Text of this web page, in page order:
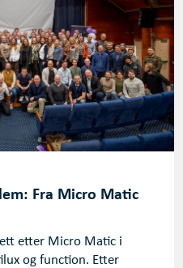
Fra Micro Matic
etter Micro Matic i
og function. Etter